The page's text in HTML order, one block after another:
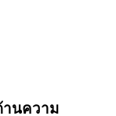
านความ